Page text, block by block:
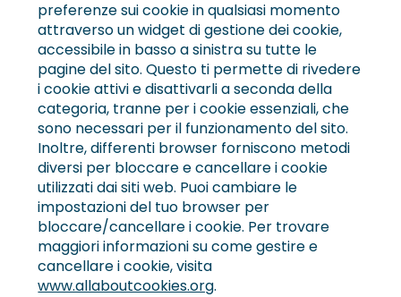
preferenze sui cookie in qualsiasi momento
attraverso un widget di gestione dei cookie,
accessibile in basso a sinistra su tutte le
pagine del sito. Questo ti permette di rivedere
i cookie attivi e disattivarli a seconda della
categoria, tranne per i cookie essenziali, che
sono necessari per il funzionamento del sito.
Inoltre, differenti browser forniscono metodi
diversi per bloccare e cancellare i cookie
utilizzati dai siti web. Puoi cambiare le
impostazioni del tuo browser per
bloccare/cancellare i cookie. Per trovare
maggiori informazioni su come gestire e
cancellare i cookie, visita
www.allaboutcookies.org.